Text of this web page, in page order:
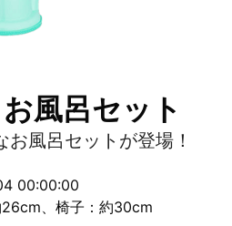
風呂セット
風呂セットが登場！
00:00:00
、椅子：約30cm